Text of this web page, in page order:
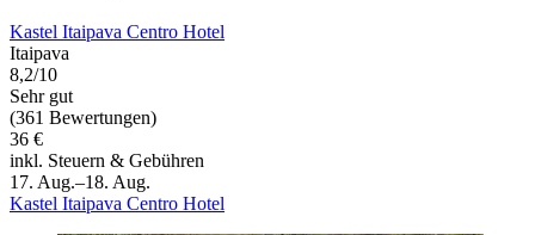
Kastel Itaipava Centro Hotel
Itaipava
8,2/10
Sehr gut
(361 Bewertungen)
36 €
inkl. Steuern & Gebühren
17. Aug.–18. Aug.
Kastel Itaipava Centro Hotel